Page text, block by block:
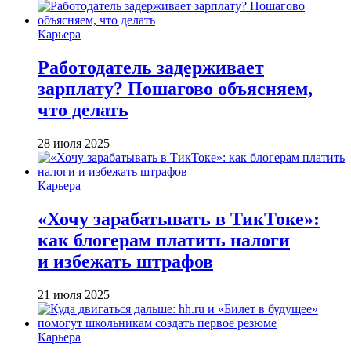
Карьера
Работодатель задерживает
зарплату? Пошагово объясняем,
что делать
28 июля 2025
Карьера
«Хочу зарабатывать в ТикТоке»:
как блогерам платить налоги
и избежать штрафов
21 июля 2025
Карьера